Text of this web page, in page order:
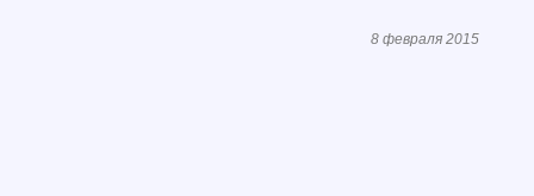
8 февраля 2015